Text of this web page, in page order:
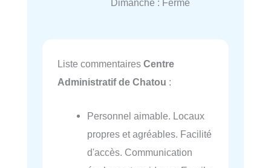
Dimanche : Fermé
Liste commentaires Centre
Administratif de Chatou :
Personnel aimable. Locaux
propres et agréables. Facilité
d'accès. Communication